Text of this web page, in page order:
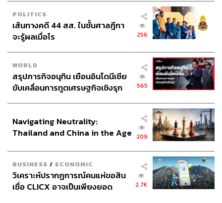
ELIXIR เปิดตัว Day Care Revolution SPF50+
PA++++ กันแดดผิวสวย 3 in 1 ที่ทำหน้าที่เป็นทั้งไพรเม
อร์ กันแดด และมอยส์เจอไรเซอร์บำรุงผิว ปกป้องพร้อม
ฟื้นบำรุงคอลลาเจนเพื่อผิวสวยดูอ่อนเยาว์ มีให้เลือก 2
สูตร คือ Day Care Revolution SPF50+ PA++++ สูตร
Revolution Brightening SPF50+ PA++++ สูตร
Brightening เพื่อผิวกระจ่างใส ดูไบรท์ขึ้นอย่างเป็น
ธรรมชาติ
POLITICS
เส้นทางคดี 44 สส. ในชั้นศาลฎีกา
จะรู้ผลเมื่อไร
256
WORLD
สรุปภารกิจอนุทิน เยือนอินโดนีเซีย
ขับเคลื่อนการทูตเศรษฐกิจเชิงรุก
565
Navigating Neutrality:
Thailand and China in the Age
209
BUSINESS / ECONOMIC
วิเคราะห์ปรากฏการณ์คนแห่ขอสิน
เชื่อ CLICX อาจเป็นเพียงยอด
2.7K